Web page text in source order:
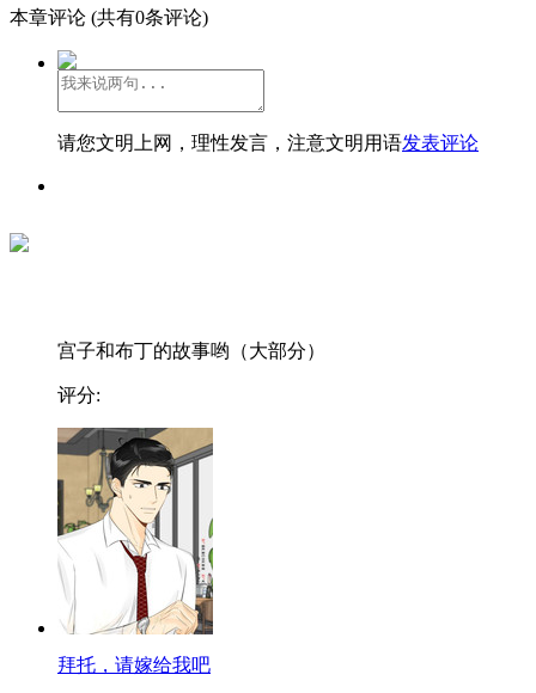
本章评论 (共有0条评论)
请您文明上网，理性发言，注意文明用语发表评论
宫子和布丁的故事哟（大部分）
评分:
拜托，请嫁给我吧